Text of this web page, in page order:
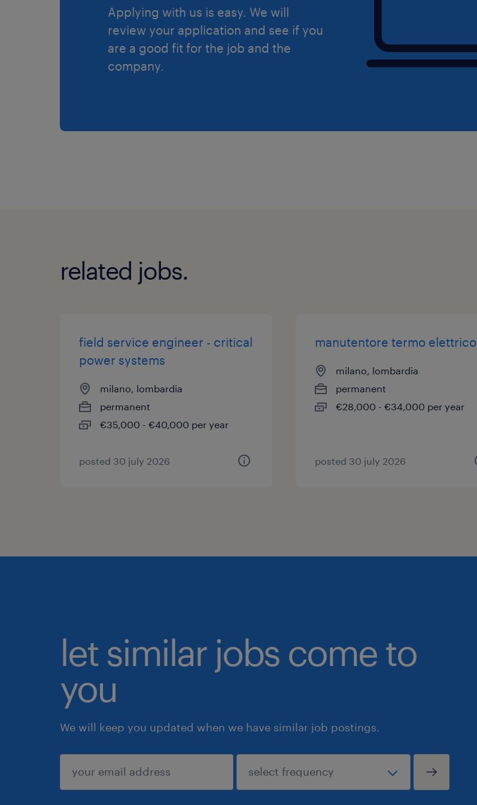
Applying with us is easy. We will
review your application and see if you
are a good fit for the job and the
company.
related jobs.
field service engineer - critical
power systems
milano, lombardia
permanent
€35,000 - €40,000 per year
posted 30 july 2026
manutentore termo elettrico
milano, lombardia
permanent
€28,000 - €34,000 per year
posted 30 july 2026
let similar jobs come to
you
We will keep you updated when we have similar job postings.
submit